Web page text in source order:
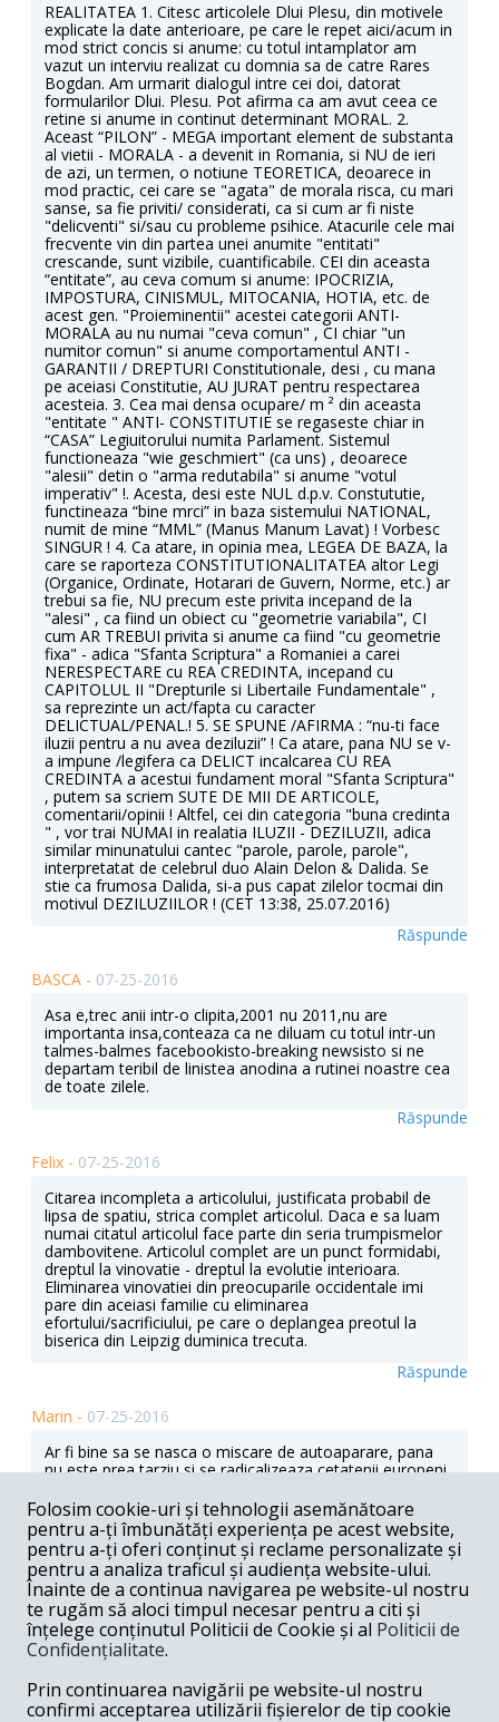
REALITATEA 1. Citesc articolele Dlui Plesu, din motivele
explicate la date anterioare, pe care le repet aici/acum in
mod strict concis si anume: cu totul intamplator am
vazut un interviu realizat cu domnia sa de catre Rares
Bogdan. Am urmarit dialogul intre cei doi, datorat
formularilor Dlui. Plesu. Pot afirma ca am avut ceea ce
retine si anume in continut determinant MORAL. 2.
Aceast “PILON” - MEGA important element de substanta
al vietii - MORALA - a devenit in Romania, si NU de ieri
de azi, un termen, o notiune TEORETICA, deoarece in
mod practic, cei care se "agata" de morala risca, cu mari
sanse, sa fie priviti/ considerati, ca si cum ar fi niste
"delicventi" si/sau cu probleme psihice. Atacurile cele mai
frecvente vin din partea unei anumite "entitati"
crescande, sunt vizibile, cuantificabile. CEI din aceasta
“entitate”, au ceva comum si anume: IPOCRIZIA,
IMPOSTURA, CINISMUL, MITOCANIA, HOTIA, etc. de
acest gen. "Proieminentii" acestei categorii ANTI-
MORALA au nu numai "ceva comun" , CI chiar "un
numitor comun" si anume comportamentul ANTI -
GARANTII / DREPTURI Constitutionale, desi , cu mana
pe aceiasi Constitutie, AU JURAT pentru respectarea
acesteia. 3. Cea mai densa ocupare/ m ² din aceasta
"entitate " ANTI- CONSTITUTIE se regaseste chiar in
“CASA” Legiuitorului numita Parlament. Sistemul
functioneaza "wie geschmiert" (ca uns) , deoarece
"alesii" detin o "arma redutabila" si anume "votul
imperativ" !. Acesta, desi este NUL d.p.v. Constututie,
functineaza “bine mrci” in baza sistemului NATIONAL,
numit de mine “MML” (Manus Manum Lavat) ! Vorbesc
SINGUR ! 4. Ca atare, in opinia mea, LEGEA DE BAZA, la
care se raporteza CONSTITUTIONALITATEA altor Legi
(Organice, Ordinate, Hotarari de Guvern, Norme, etc.) ar
trebui sa fie, NU precum este privita incepand de la
"alesi" , ca fiind un obiect cu "geometrie variabila", CI
cum AR TREBUI privita si anume ca fiind "cu geometrie
fixa" - adica "Sfanta Scriptura" a Romaniei a carei
NERESPECTARE cu REA CREDINTA, incepand cu
CAPITOLUL II "Drepturile si Libertaile Fundamentale" ,
sa reprezinte un act/fapta cu caracter
DELICTUAL/PENAL.! 5. SE SPUNE /AFIRMA : “nu-ti face
iluzii pentru a nu avea deziluzii” ! Ca atare, pana NU se v-
a impune /legifera ca DELICT incalcarea CU REA
CREDINTA a acestui fundament moral "Sfanta Scriptura"
, putem sa scriem SUTE DE MII DE ARTICOLE,
comentarii/opinii ! Altfel, cei din categoria "buna credinta
" , vor trai NUMAI in realatia ILUZII - DEZILUZII, adica
similar minunatului cantec "parole, parole, parole",
interpretatat de celebrul duo Alain Delon & Dalida. Se
stie ca frumosa Dalida, si-a pus capat zilelor tocmai din
motivul DEZILUZIILOR ! (CET 13:38, 25.07.2016)
Răspunde
BASCA - 07-25-2016
Asa e,trec anii intr-o clipita,2001 nu 2011,nu are
importanta insa,conteaza ca ne diluam cu totul intr-un
talmes-balmes facebookisto-breaking newsisto si ne
departam teribil de linistea anodina a rutinei noastre cea
de toate zilele.
Răspunde
Felix - 07-25-2016
Citarea incompleta a articolului, justificata probabil de
lipsa de spatiu, strica complet articolul. Daca e sa luam
numai citatul articolul face parte din seria trumpismelor
dambovitene. Articolul complet are un punct formidabi,
dreptul la vinovatie - dreptul la evolutie interioara.
Eliminarea vinovatiei din preocuparile occidentale imi
pare din aceiasi familie cu eliminarea
efortului/sacrificiului, pe care o deplangea preotul la
biserica din Leipzig duminica trecuta.
Răspunde
Marin - 07-25-2016
Ar fi bine sa se nasca o miscare de autoaparare, pana
nu este prea tarziu si se radicalizeaza cetatenii europeni
doar in comunitatile musulmane din vest. Insa este
foarte greu cand pana si rugaciunile sunt scrise la Ankara
si aprobate de Erdogan, in cazul Turciei, asa cum spunea
un imam din Germania. Asa ca singurele luari de pozitie
sunt cele de felul: aceste acte teroriste nu sunt conform
Coranului.
Răspunde
Pai "dreptul al diferenta" nu prea exista in Turcia, si
Folosim cookie-uri și tehnologii asemănătoare
pentru a-ți îmbunătăți experiența pe acest website,
pentru a-ți oferi conținut și reclame personalizate și
pentru a analiza traficul și audiența website-ului.
Înainte de a continua navigarea pe website-ul nostru
te rugăm să aloci timpul necesar pentru a citi și
înțelege conținutul Politicii de Cookie și al Politicii de
Confidențialitate.
Prin continuarea navigării pe website-ul nostru
confirmi acceptarea utilizării fișierelor de tip cookie